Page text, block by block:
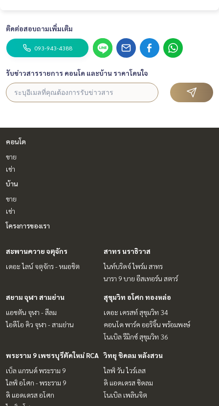
ติดต่อสอบถามเพิ่มเติม
093-943-4388
รับข่าวสารรายการ คอนโด และบ้าน ราคาโดนใจ
คอนโด
ขาย
เช่า
บ้าน
ขาย
เช่า
โครงการของเรา
สะพานควาย จตุจักร
เดอะ ไลน์ จตุจักร - หมอชิต
สาทร นราธิวาส
ไนท์บริดจ์ ไพร์ม สาทร
นารา 9 บาย อีสเทอร์น สตาร์
สยาม จุฬา สามย่าน
แอชตัน จุฬา - สีลม
ไอดีโอ คิว จุฬา - สามย่าน
สุขุมวิท อโศก ทองหล่อ
เดอะ เครสท์ สุขุมวิท 34
คอนโด พาร์ค ออริจิ้น พร้อมพงษ์
โนเบิล รีมิกซ์ สุขุมวิท 36
พระราม 9 เพชรบุรีตัดใหม่ RCA
เบ็ล แกรนด์ พระราม 9
ไลฟ์ อโศก - พระราม 9
ดิ แอดเดรส อโศก
วิทยุ ชิดลม หลังสวน
ไลฟ์ วัน ไวร์เลส
ดิ แอดเดรส ชิดลม
โนเบิล เพลินจิต